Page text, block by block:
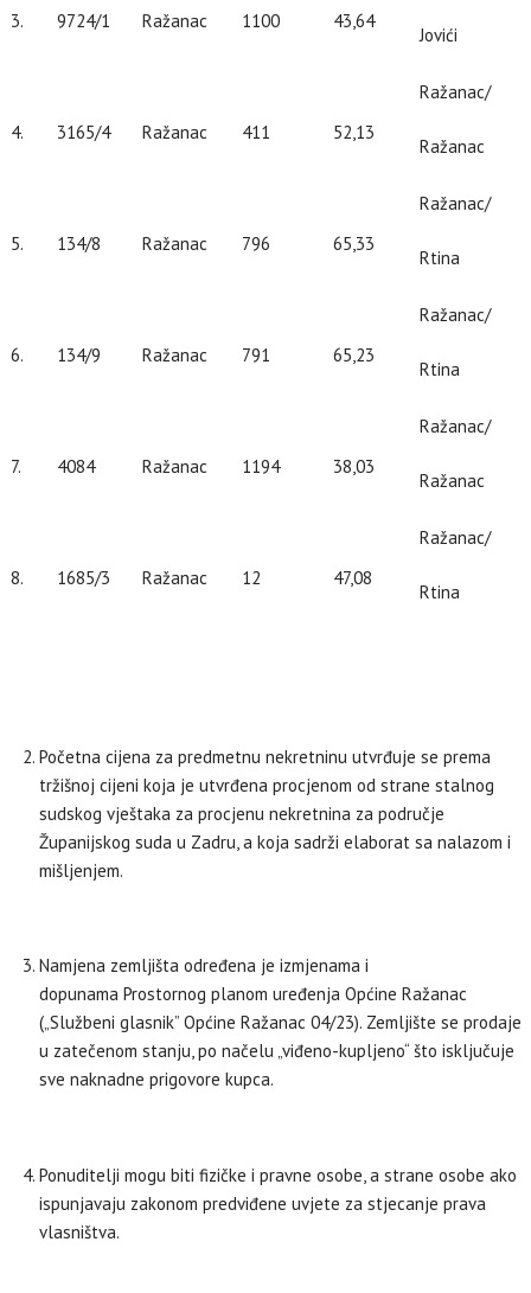
3. 9724/1 Ražanac 1100 43,64
Jovići
4. 3165/4 Ražanac 411 52,13
Ražanac/
Ražanac
5. 134/8 Ražanac 796 65,33
Ražanac/
Rtina
6. 134/9 Ražanac 791 65,23
Ražanac/
Rtina
7. 4084 Ražanac 1194 38,03
Ražanac/
Ražanac
8. 1685/3 Ražanac 12 47,08
Ražanac/
Rtina
Početna cijena za predmetnu nekretninu utvrđuje se prema
tržišnoj cijeni koja je utvrđena procjenom od strane stalnog
sudskog vještaka za procjenu nekretnina za područje
Županijskog suda u Zadru, a koja sadrži elaborat sa nalazom i
mišljenjem.
Namjena zemljišta određena je izmjenama i
dopunama Prostornog planom uređenja Općine Ražanac
(„Službeni glasnik” Općine Ražanac 04/23). Zemljište se prodaje
u zatečenom stanju, po načelu „viđeno-kupljeno“ što isključuje
sve naknadne prigovore kupca.
Ponuditelji mogu biti fizičke i pravne osobe, a strane osobe ako
ispunjavaju zakonom predviđene uvjete za stjecanje prava
vlasništva.